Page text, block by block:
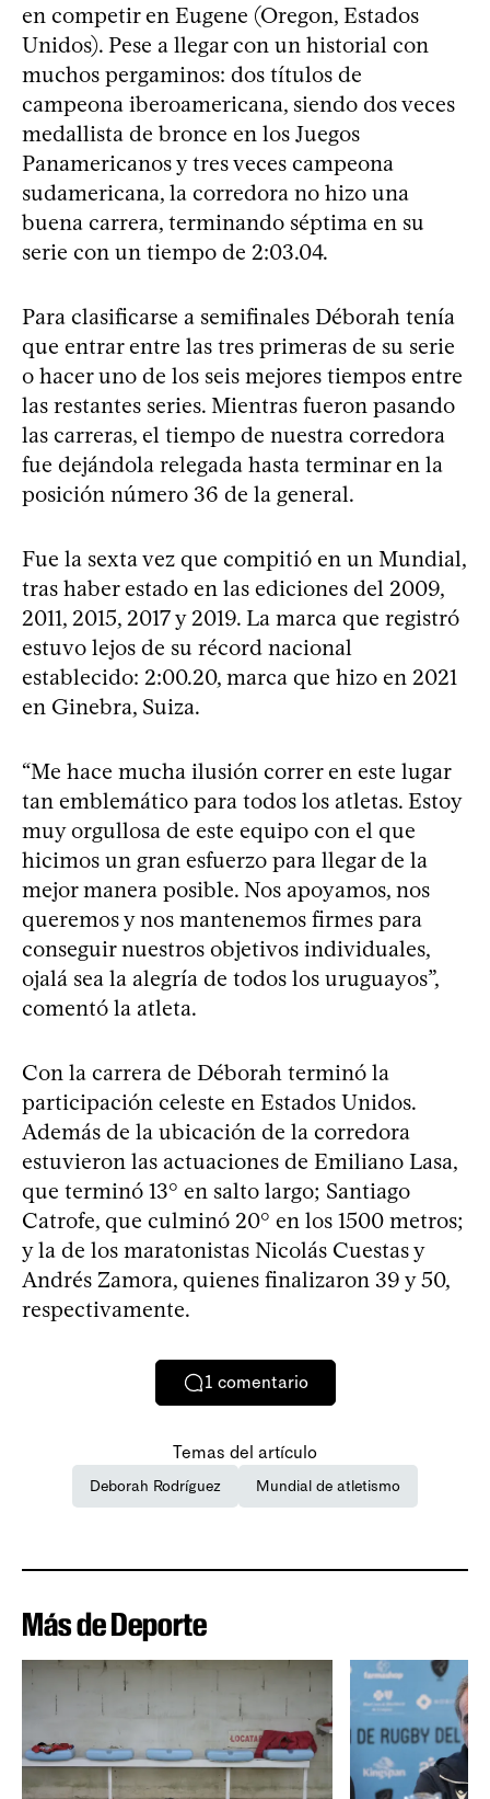
en competir en Eugene (Oregon, Estados
Unidos). Pese a llegar con un historial con
muchos pergaminos: dos títulos de
campeona iberoamericana, siendo dos veces
medallista de bronce en los Juegos
Panamericanos y tres veces campeona
sudamericana, la corredora no hizo una
buena carrera, terminando séptima en su
serie con un tiempo de 2:03.04.
Para clasificarse a semifinales Déborah tenía
que entrar entre las tres primeras de su serie
o hacer uno de los seis mejores tiempos entre
las restantes series. Mientras fueron pasando
las carreras, el tiempo de nuestra corredora
fue dejándola relegada hasta terminar en la
posición número 36 de la general.
Fue la sexta vez que compitió en un Mundial,
tras haber estado en las ediciones del 2009,
2011, 2015, 2017 y 2019. La marca que registró
estuvo lejos de su récord nacional
establecido: 2:00.20, marca que hizo en 2021
en Ginebra, Suiza.
“Me hace mucha ilusión correr en este lugar
tan emblemático para todos los atletas. Estoy
muy orgullosa de este equipo con el que
hicimos un gran esfuerzo para llegar de la
mejor manera posible. Nos apoyamos, nos
queremos y nos mantenemos firmes para
conseguir nuestros objetivos individuales,
ojalá sea la alegría de todos los uruguayos”,
comentó la atleta.
Con la carrera de Déborah terminó la
participación celeste en Estados Unidos.
Además de la ubicación de la corredora
estuvieron las actuaciones de Emiliano Lasa,
que terminó 13° en salto largo; Santiago
Catrofe, que culminó 20° en los 1500 metros;
y la de los maratonistas Nicolás Cuestas y
Andrés Zamora, quienes finalizaron 39 y 50,
respectivamente.
1 comentario
Temas del artículo
Deborah Rodríguez Mundial de atletismo
Más de Deporte